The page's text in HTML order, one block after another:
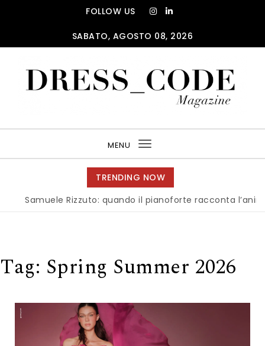
FOLLOW US
SABATO, AGOSTO 08, 2026
MENU
Toggle
navigation
TRENDING NOW
Rizzuto: quando il pianoforte racconta l’anima
Tag: Spring Summer 2026